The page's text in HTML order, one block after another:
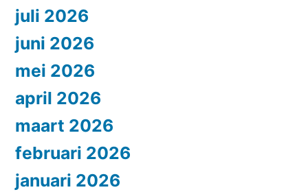
juli 2026
juni 2026
mei 2026
april 2026
maart 2026
februari 2026
januari 2026